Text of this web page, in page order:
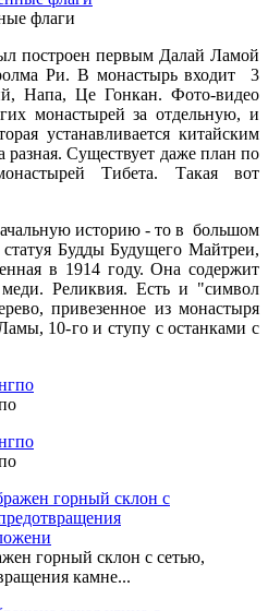
флаги
построен первым Далай Ламой
Ри. В монастырь входит 3
Напа, Це Гонкан. Фото-видео
монастырей за отдельную, и
устанавливается китайским
разная. Существует даже план по
Тибета. Такая вот
историю - то в большом
Будды Будущего Майтреи,
в 1914 году. Она содержит
Реликвия. Есть и "символ
привезенное из монастыря
10-го и ступу с останками с
горный склон с сетью,
камне...